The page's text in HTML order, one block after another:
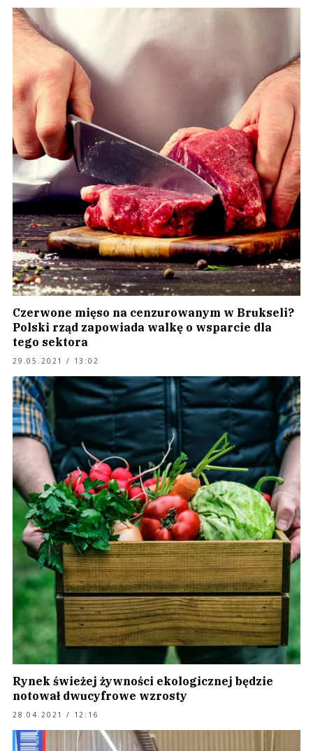
Czerwone mięso na cenzurowanym w Brukseli?
Polski rząd zapowiada walkę o wsparcie dla
tego sektora
29.05.2021 / 13:02
Rynek świeżej żywności ekologicznej będzie
notował dwucyfrowe wzrosty
28.04.2021 / 12:16